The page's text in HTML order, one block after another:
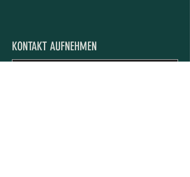
KONTAKT AUFNEHMEN